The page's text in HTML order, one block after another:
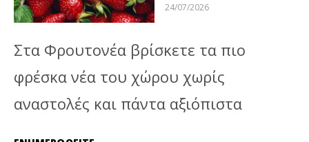
24/07/2026
Στα Φρουτονέα βρίσκετε τα πιο
φρέσκα νέα του χώρου χωρίς
αναστολές και πάντα αξιόπιστα